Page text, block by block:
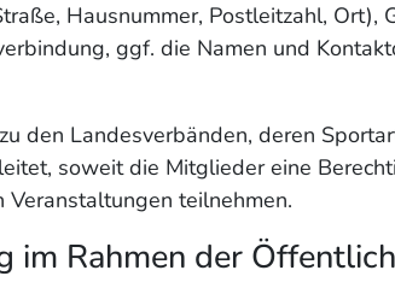
Hausnummer, Postleitzahl,
ggf. die Namen und
den Landesverbänden, deren
soweit die Mitglieder eine
Veranstaltungen teilnehmen.
im Rahmen der